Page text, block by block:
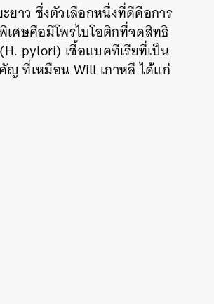
ยาว ซึ่งตัวเลือกหนึ่งที่ดีคือการ
ศษคือมีโพรไบโอติกที่จดสิทธิ
pylori) เชื้อแบคทีเรียที่เป็น
ญ ที่เหมือน Will เกาหลี ได้แก่